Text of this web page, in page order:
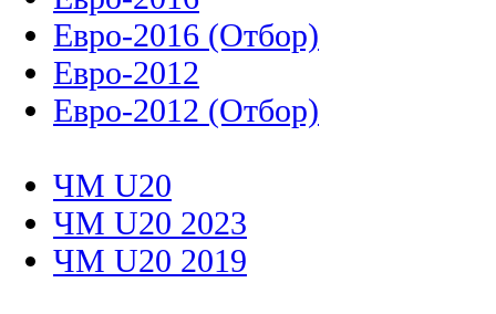
Евро-2016 (Отбор)
Евро-2012
Евро-2012 (Отбор)
ЧМ U20
ЧМ U20 2023
ЧМ U20 2019